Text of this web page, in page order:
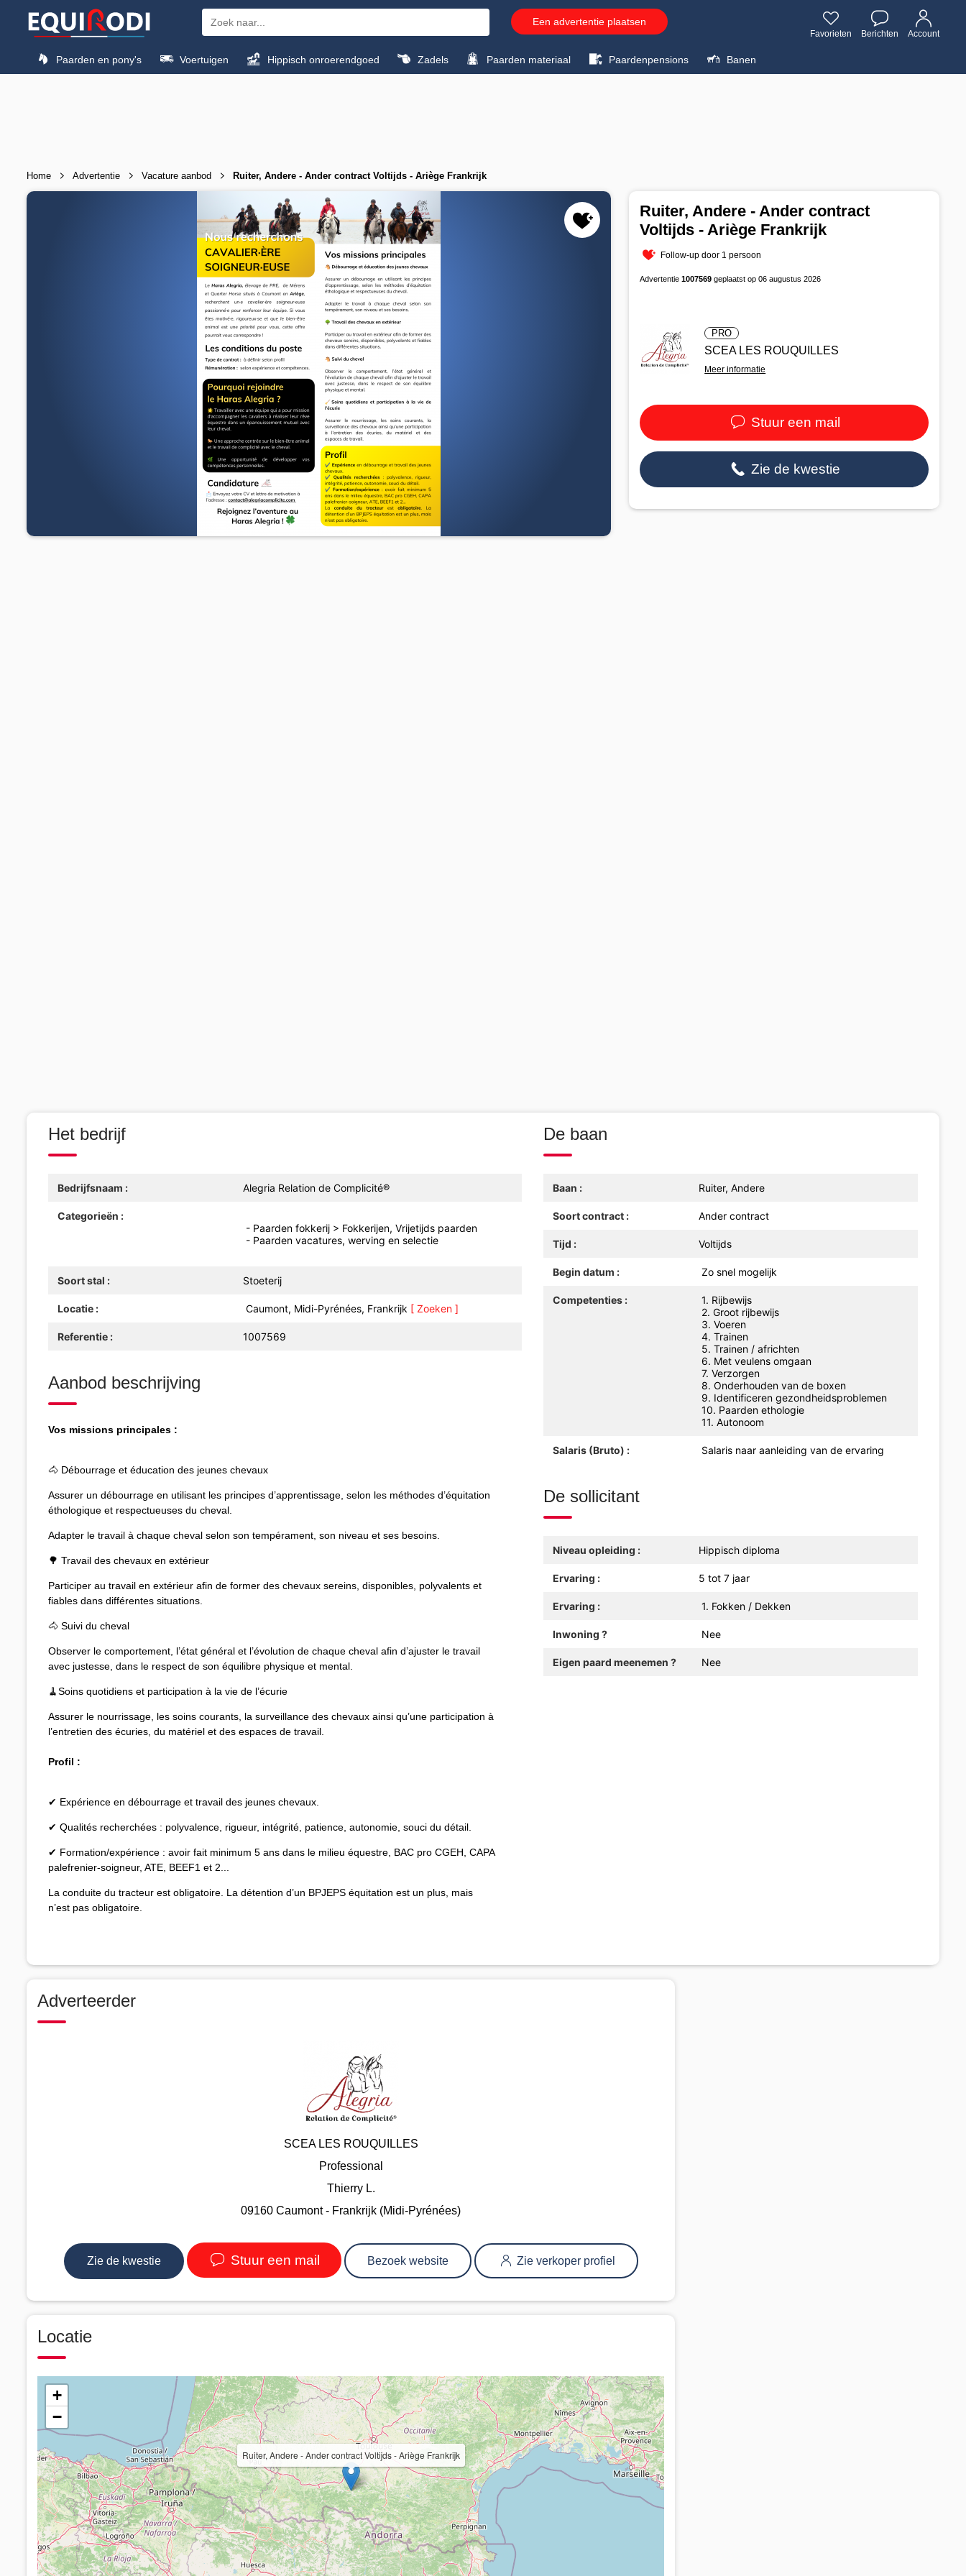
Een advertentie plaatsen
Favorieten Berichten Account
Paarden en pony's Voertuigen Hippisch onroerendgoed Zadels Paarden materiaal Paardenpensions Banen
Home Advertentie Vacature aanbod Ruiter, Andere - Ander contract Voltijds - Ariège Frankrijk
Ruiter, Andere - Ander contract
Voltijds - Ariège Frankrijk
Follow-up door 1 persoon
Advertentie1007569 geplaatst op 06 augustus 2026
PRO
SCEA LES ROUQUILLES
Meer informatie
Stuur een mail
Zie de kwestie
Het bedrijf
Bedrijfsnaam : Alegria Relation de Complicité®
Categorieën :
- Paarden fokkerij > Fokkerijen, Vrijetijds paarden
- Paarden vacatures, werving en selectie
Soort stal : Stoeterij
Locatie : Caumont, Midi-Pyrénées, Frankrijk [ Zoeken ]
Referentie : 1007569
Aanbod beschrijving
Vos missions principales :
🐴 Débourrage et éducation des jeunes chevaux
Assurer un débourrage en utilisant les principes d’apprentissage, selon les méthodes d’équitation
éthologique et respectueuses du cheval.
Adapter le travail à chaque cheval selon son tempérament, son niveau et ses besoins.
🌳 Travail des chevaux en extérieur
Participer au travail en extérieur afin de former des chevaux sereins, disponibles, polyvalents et
fiables dans différentes situations.
🐴 Suivi du cheval
Observer le comportement, l’état général et l’évolution de chaque cheval afin d’ajuster le travail
avec justesse, dans le respect de son équilibre physique et mental.
🧹Soins quotidiens et participation à la vie de l’écurie
Assurer le nourrissage, les soins courants, la surveillance des chevaux ainsi qu’une participation à
l’entretien des écuries, du matériel et des espaces de travail.
Profil :
✔ Expérience en débourrage et travail des jeunes chevaux.
✔ Qualités recherchées : polyvalence, rigueur, intégrité, patience, autonomie, souci du détail.
✔ Formation/expérience : avoir fait minimum 5 ans dans le milieu équestre, BAC pro CGEH, CAPA
palefrenier-soigneur, ATE, BEEF1 et 2...
La conduite du tracteur est obligatoire. La détention d’un BPJEPS équitation est un plus, mais
n’est pas obligatoire.
De baan
Baan : Ruiter, Andere
Soort contract : Ander contract
Tijd : Voltijds
Begin datum : Zo snel mogelijk
Competenties :
1. Rijbewijs
2. Groot rijbewijs
3. Voeren
4. Trainen
5. Trainen / africhten
6. Met veulens omgaan
7. Verzorgen
8. Onderhouden van de boxen
9. Identificeren gezondheidsproblemen
10. Paarden ethologie
11. Autonoom
Salaris (Bruto) : Salaris naar aanleiding van de ervaring
De sollicitant
Niveau opleiding : Hippisch diploma
Ervaring : 5 tot 7 jaar
Ervaring : 1. Fokken / Dekken
Inwoning ? Nee
Eigen paard meenemen ? Nee
Adverteerder
SCEA LES ROUQUILLES
Professional
Thierry L.
09160 Caumont - Frankrijk (Midi-Pyrénées)
Zie de kwestie Stuur een mail Bezoek website Zie verkoper profiel
Locatie
Ruiter, Andere - Ander contract Voltijds - Ariège Frankrijk
+
−